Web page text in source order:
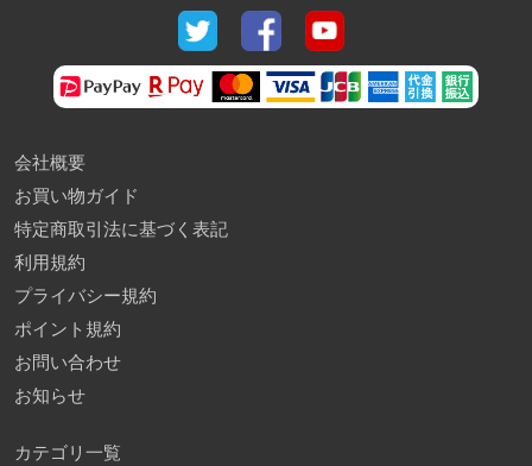
会社概要
お買い物ガイド
特定商取引法に基づく表記
利用規約
プライバシー規約
ポイント規約
お問い合わせ
お知らせ
カテゴリ一覧